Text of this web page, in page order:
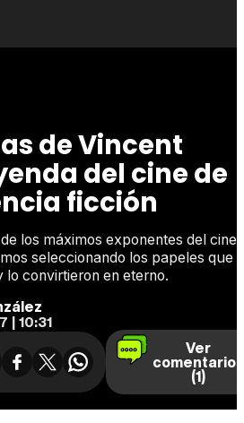
de Vincent
del cine de
ficción
los máximos exponentes del cine
seleccionando los papeles que
convirtieron en eterno.
| 10:31
Ver
comentarios
(1)